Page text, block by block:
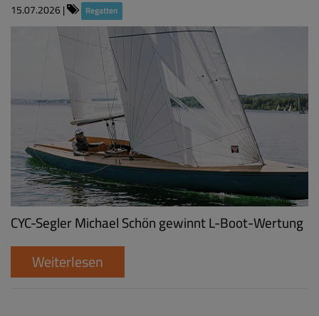
15.07.2026| Regatten
CYC-Segler Michael Schön gewinnt L-Boot-Wertung
Weiterlesen